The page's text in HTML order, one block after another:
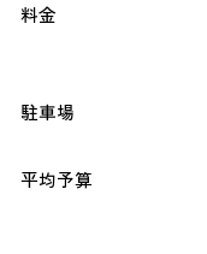
料金
駐車場
平均予算